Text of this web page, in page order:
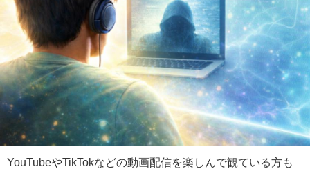
YouTubeやTikTokなどの動画配信を楽しんで観ている方も